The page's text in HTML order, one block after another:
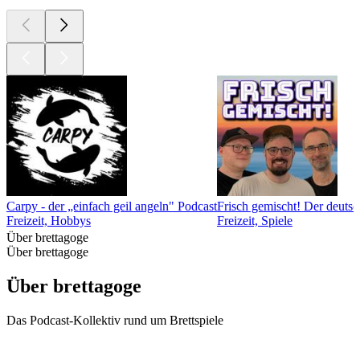
Carpy - der „einfach geil angeln" Podcast
Freizeit, Hobbys
Frisch gemischt! Der
Freizeit, Spiele
Über brettagoge
Über brettagoge
Über brettagoge
Das Podcast-Kollektiv rund um Brettspiele